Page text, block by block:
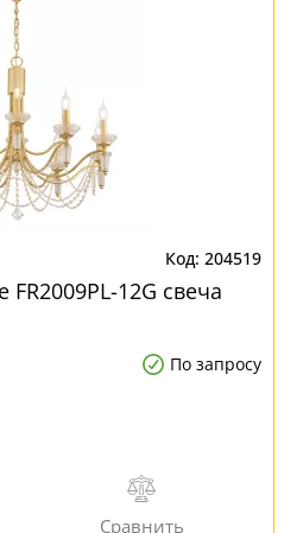
204519
12G свеча
По запросу